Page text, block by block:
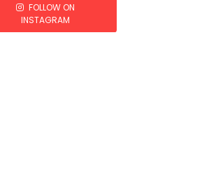
FOLLOW ON
INSTAGRAM